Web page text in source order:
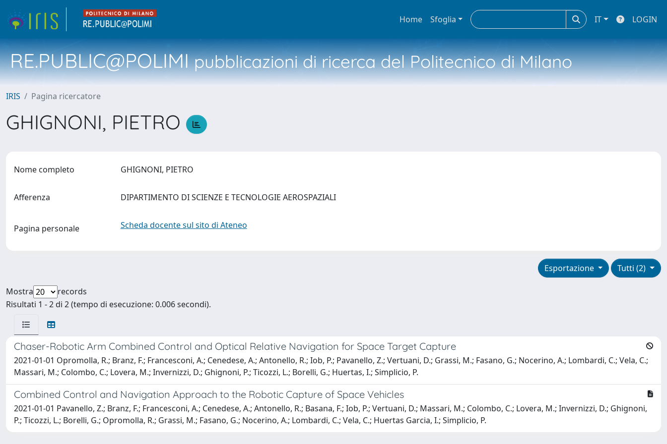
Home Sfoglia IT LOGIN
RE.PUBLIC@POLIMIpubblicazioni di ricerca del Politecnico di Milano
IRIS Pagina ricercatore
GHIGNONI, PIETRO
Nome completo GHIGNONI, PIETRO
Afferenza DIPARTIMENTO DI SCIENZE E TECNOLOGIE AEROSPAZIALI
Pagina personale Scheda docente sul sito di Ateneo
Tutti (2)
Esportazione
Mostra
records
Risultati 1 - 2 di 2 (tempo di esecuzione: 0.006 secondi).
Chaser-Robotic Arm Combined Control and Optical Relative Navigation for Space Target Capture
2021-01-01 Opromolla, R.; Branz, F.; Francesconi, A.; Cenedese, A.; Antonello, R.; Iob, P.; Pavanello, Z.; Vertuani, D.; Grassi, M.; Fasano, G.; Nocerino, A.; Lombardi, C.; Vela, C.;
Massari, M.; Colombo, C.; Lovera, M.; Invernizzi, D.; Ghignoni, P.; Ticozzi, L.; Borelli, G.; Huertas, I.; Simplicio, P.
Combined Control and Navigation Approach to the Robotic Capture of Space Vehicles
2021-01-01 Pavanello, Z.; Branz, F.; Francesconi, A.; Cenedese, A.; Antonello, R.; Basana, F.; Iob, P.; Vertuani, D.; Massari, M.; Colombo, C.; Lovera, M.; Invernizzi, D.; Ghignoni,
P.; Ticozzi, L.; Borelli, G.; Opromolla, R.; Grassi, M.; Fasano, G.; Nocerino, A.; Lombardi, C.; Vela, C.; Huertas Garcia, I.; Simplicio, P.